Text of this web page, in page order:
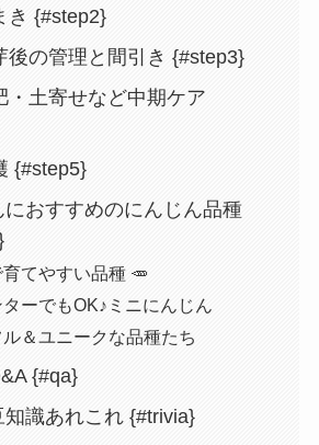
き {#step2}
後の管理と間引き {#step3}
・土寄せなど中期ケア
{#step5}
おすすめのにんじん品種
てやすい品種 🥕
ーでもOK♪ミニにんじん
ル＆ユニークな品種たち
{#qa}
知識あれこれ {#trivia}